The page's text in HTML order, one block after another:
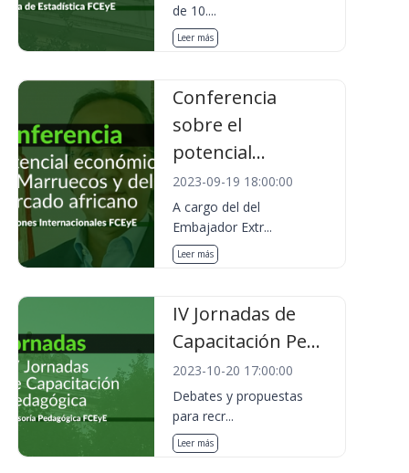
de 10....
Leer más
Conferencia
sobre el
potencial...
2023-09-19 18:00:00
A cargo del del
Embajador Extr...
Leer más
IV Jornadas de
Capacitación Pe...
2023-10-20 17:00:00
Debates y propuestas
para recr...
Leer más